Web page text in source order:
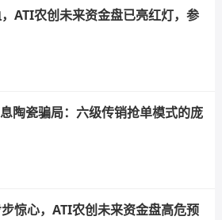
ATI农创未来资金盘已亮红灯，参
陶瓷骗局：六级传销抢单模式的庞
惊心，ATI农创未来资金盘高危预